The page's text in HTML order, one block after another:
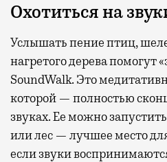
Охотиться на
Услышать пение птиц,
нагретого дерева помогут
SoundWalk. Это
которой — полностью
звуках. Ее можно
или лес — лучшее место
если звуки